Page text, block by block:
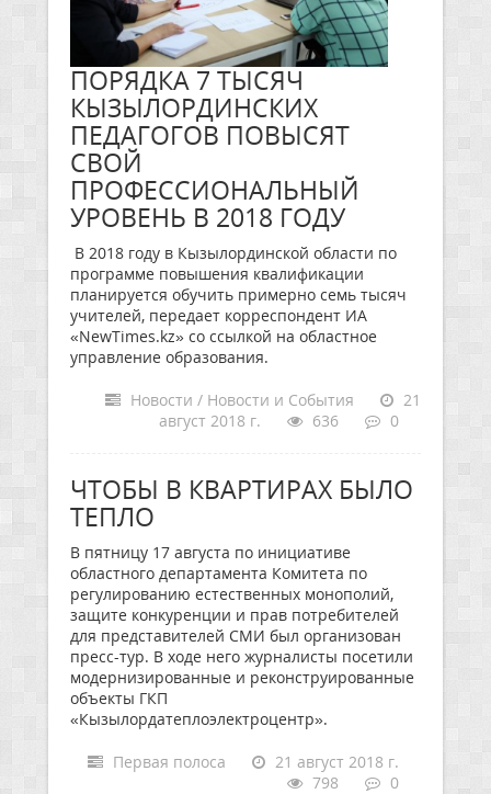
ПОРЯДКА 7 ТЫСЯЧ
КЫЗЫЛОРДИНСКИХ
ПЕДАГОГОВ ПОВЫСЯТ
СВОЙ
ПРОФЕССИОНАЛЬНЫЙ
УРОВЕНЬ В 2018 ГОДУ
В 2018 году в Кызылординской области по
программе повышения квалификации
планируется обучить примерно семь тысяч
учителей, передает корреспондент ИА
«NewTimes.kz» со ссылкой на областное
управление образования.
Новости / Новости и События
21
август 2018 г.
636 0
ЧТОБЫ В КВАРТИРАХ БЫЛО
ТЕПЛО
В пятницу 17 августа по инициативе
областного департамента Комитета по
регулированию естественных монополий,
защите конкуренции и прав потребителей
для представителей СМИ был организован
пресс-тур. В ходе него журналисты посетили
модернизированные и реконструированные
объекты ГКП
«Кызылордатеплоэлектроцентр».
Первая полоса
21 август 2018 г.
798
0